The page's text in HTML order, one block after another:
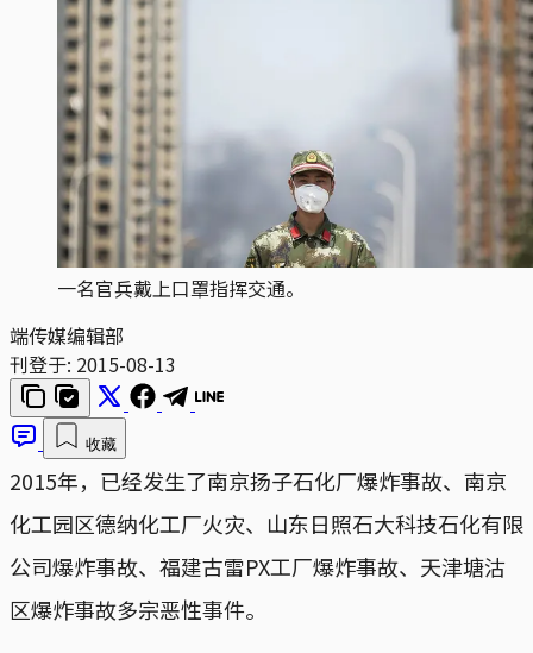
一名官兵戴上口罩指挥交通。
端传媒编辑部
刊登于: 2015-08-13
收藏
2015年，已经发生了南京扬子石化厂爆炸事故、南京
化工园区德纳化工厂火灾、山东日照石大科技石化有限
公司爆炸事故、福建古雷PX工厂爆炸事故、天津塘沽
区爆炸事故多宗恶性事件。